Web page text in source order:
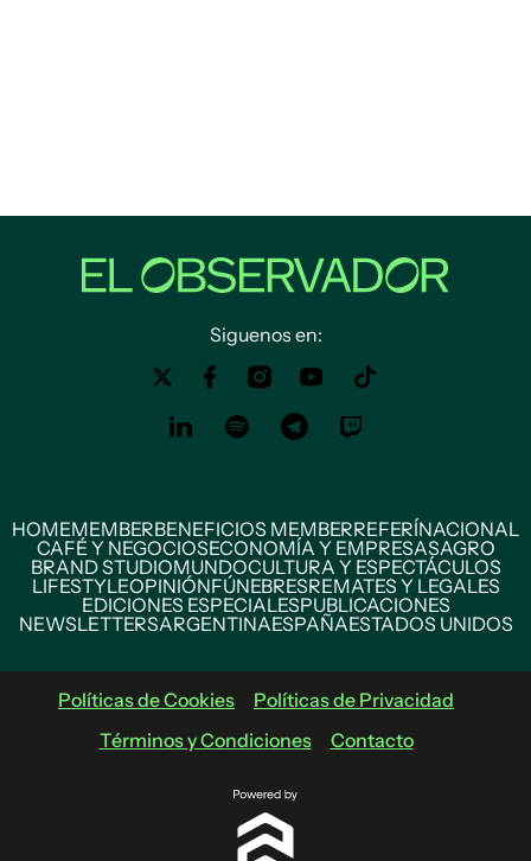
Siguenos en:
HOMEMEMBERBENEFICIOS MEMBERREFERÍNACIONAL
CAFÉ Y NEGOCIOSECONOMÍA Y EMPRESASAGRO
BRAND STUDIOMUNDOCULTURA Y ESPECTÁCULOS
LIFESTYLEOPINIÓNFÚNEBRESREMATES Y LEGALES
EDICIONES ESPECIALESPUBLICACIONES
NEWSLETTERSARGENTINAESPAÑAESTADOS UNIDOS
Políticas de Cookies
Políticas de Privacidad
Términos y Condiciones
Contacto